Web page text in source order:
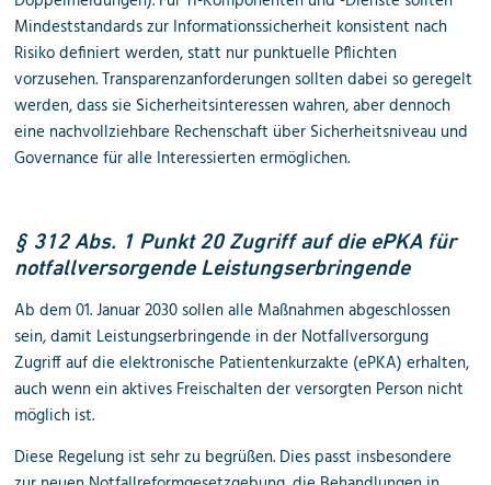
Mindeststandards zur Informationssicherheit konsistent nach
Risiko definiert werden, statt nur punktuelle Pflichten
vorzusehen. Transparenzanforderungen sollten dabei so geregelt
werden, dass sie Sicherheitsinteressen wahren, aber dennoch
eine nachvollziehbare Rechenschaft über Sicherheitsniveau und
Governance für alle Interessierten ermöglichen.
§ 312 Abs. 1 Punkt 20 Zugriff auf die ePKA für
notfallversorgende Leistungserbringende
Ab dem 01. Januar 2030 sollen alle Maßnahmen abgeschlossen
sein, damit Leistungserbringende in der Notfallversorgung
Zugriff auf die elektronische Patientenkurzakte (ePKA) erhalten,
auch wenn ein aktives Freischalten der versorgten Person nicht
möglich ist.
Diese Regelung ist sehr zu begrüßen. Dies passt insbesondere